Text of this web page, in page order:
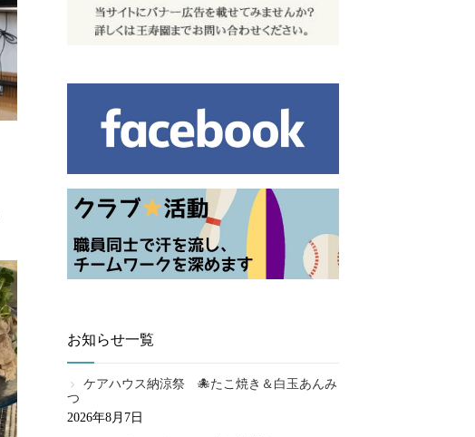
お知らせ一覧
ケアハウス納涼祭 🐙たこ焼き＆白玉あんみ
つ
2026年8月7日